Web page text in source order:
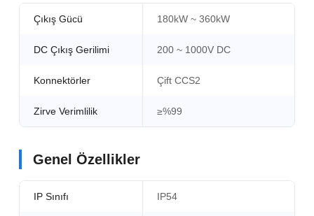
Çıkış Gücü 180kW ~ 360kW
DC Çıkış Gerilimi 200 ~ 1000V DC
Konnektörler Çift CCS2
Zirve Verimlilik ≥%99
Genel Özellikler
IP Sınıfı IP54